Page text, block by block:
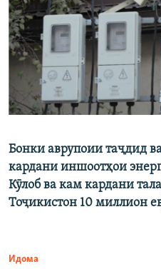
Бонки аврупоии таҷдид
кардани иншоотҳои
Кӯлоб ва кам кардани
Тоҷикистон 10 миллион
Идома